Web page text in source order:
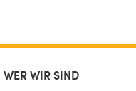
WER WIR SIND